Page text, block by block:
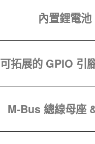
內置鋰電池
可拓展的 GPIO 引
M-Bus 總線母座